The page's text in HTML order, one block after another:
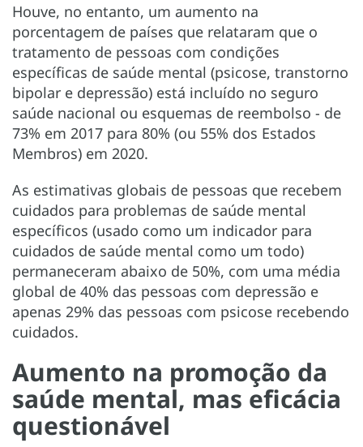
Houve, no entanto, um aumento na
porcentagem de países que relataram que o
tratamento de pessoas com condições
específicas de saúde mental (psicose, transtorno
bipolar e depressão) está incluído no seguro
saúde nacional ou esquemas de reembolso - de
73% em 2017 para 80% (ou 55% dos Estados
Membros) em 2020.
As estimativas globais de pessoas que recebem
cuidados para problemas de saúde mental
específicos (usado como um indicador para
cuidados de saúde mental como um todo)
permaneceram abaixo de 50%, com uma média
global de 40% das pessoas com depressão e
apenas 29% das pessoas com psicose recebendo
cuidados.
Aumento na promoção da
saúde mental, mas eficácia
questionável